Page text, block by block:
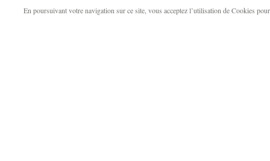
En poursuivant votre navigation sur ce site, vous acceptez l’utilisation de Cookies